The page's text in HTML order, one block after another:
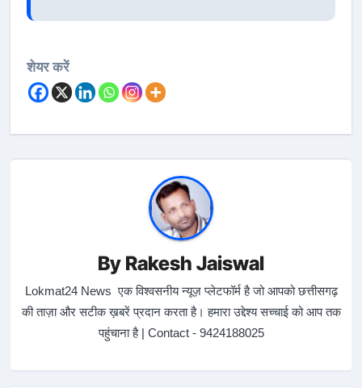
शेयर करें
By Rakesh Jaiswal
Lokmat24 News एक विश्वसनीय न्यूज़ प्लेटफॉर्म है जो आपको छत्तीसगढ़
की ताज़ा और सटीक ख़बरें प्रदान करता है। हमारा उद्देश्य सच्चाई को आप तक
पहुंचाना है | Contact - 9424188025